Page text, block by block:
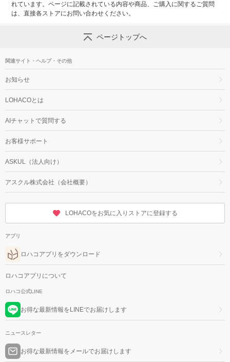
れています。ページに記載されている内容や商品、ご購入に関するご質問
は、直接各ストアにお問い合わせください。
ページトップへ
関連サイト・ヘルプ・その他
お知らせ
LOHACOとは
AIチャットで質問する
お客様サポート
ASKUL（法人向け）
アスクル株式会社（会社概要）
LOHACOをお気に入りストアに登録する
アプリ
ロハコアプリをダウンロード
ロハコアプリについて
ロハコ公式LINE
お得な最新情報をLINEでお届けします
ニュースレター
お得な最新情報をメールでお届けします